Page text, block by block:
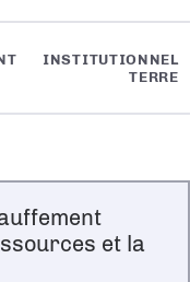
INSTITUTIONNEL
TERRE
et la